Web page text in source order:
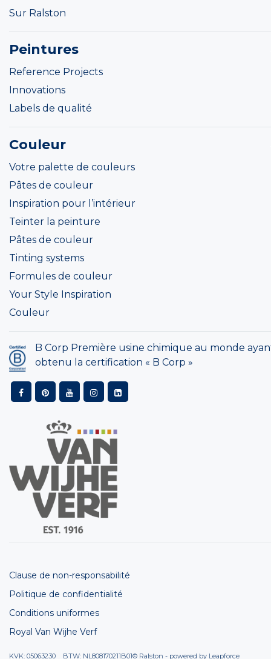
Sur Ralston
Peintures
Reference Projects
Innovations
Labels de qualité
Couleur
Votre palette de couleurs
Pâtes de couleur
Inspiration pour l’intérieur
Teinter la peinture
Pâtes de couleur
Tinting systems
Formules de couleur
Your Style Inspiration
Couleur
B Corp Première usine chimique au monde
obtenu la certification « B Corp »
Clause de non-responsabilité
Politique de confidentialité
Conditions uniformes
Royal Van Wijhe Verf
KVK: 05063230 BTW: NL808170211B01© Ralston - powered by Leapforce